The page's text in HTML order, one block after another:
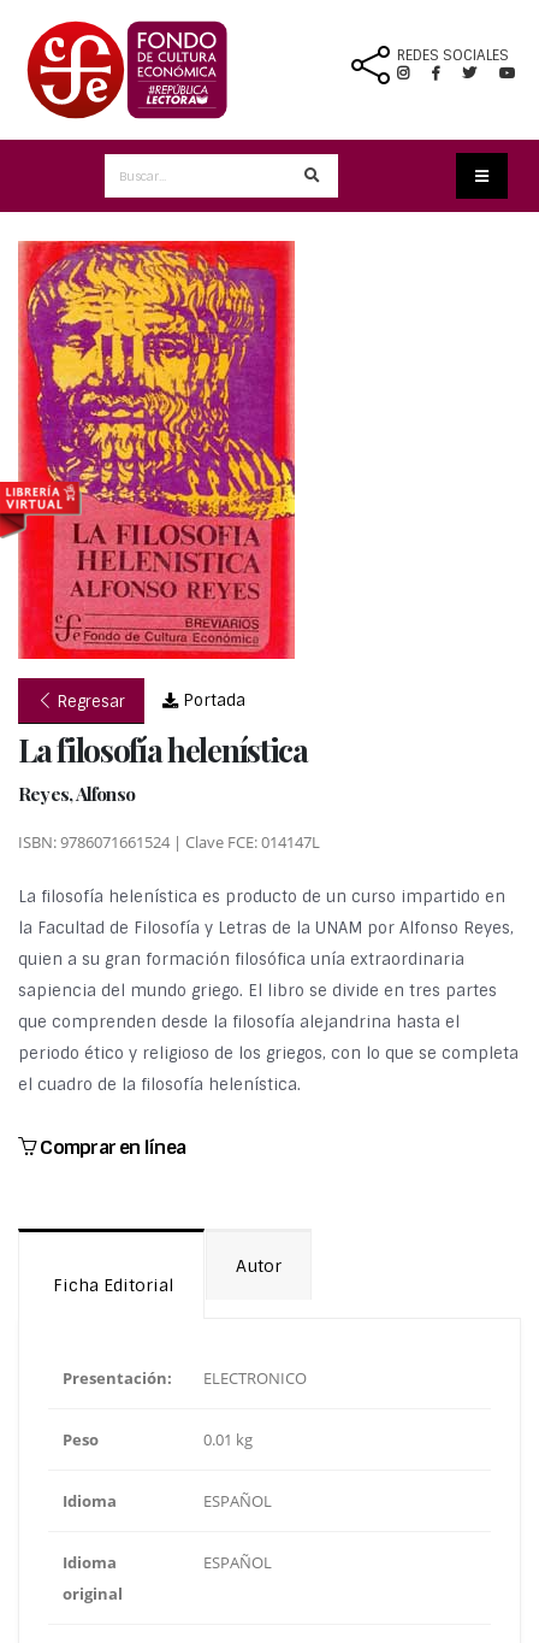
REDES SOCIALES
Regresar Portada
La filosofía helenística
Reyes, Alfonso
ISBN: 9786071661524 | Clave FCE: 014147L
La filosofía helenística es producto de un curso impartido en
la Facultad de Filosofía y Letras de la UNAM por Alfonso Reyes,
quien a su gran formación filosófica unía extraordinaria
sapiencia del mundo griego. El libro se divide en tres partes
que comprenden desde la filosofía alejandrina hasta el
periodo ético y religioso de los griegos, con lo que se completa
el cuadro de la filosofía helenística.
Comprar en línea
Ficha Editorial
Autor
Presentación: ELECTRONICO
Peso 0.01 kg
Idioma ESPAÑOL
Idioma
original
ESPAÑOL